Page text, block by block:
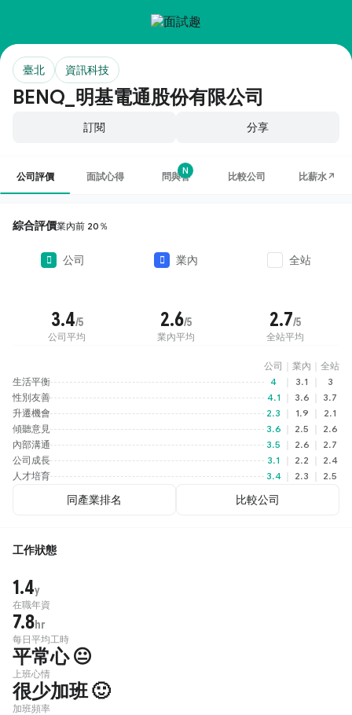
BENQ_明基電通股份有限公司
臺北 資訊科技
訂閱 分享
公司評價 面試心得
N
問與答 比較公司 比薪水↗
綜合評價業內前 20％
公司 業內 全站
3.4/5
公司平均
2.6/5
業內平均
2.7/5
全站平均
公司 業內
全站
生活平衡
4 3.1
3
性別友善
4.1 3.6
3.7
升遷機會
2.3 1.9
2.1
傾聽意見
3.6 2.5
2.6
內部溝通
3.5 2.6
2.7
公司成長
3.1 2.2
2.4
人才培育
3.4 2.3 2.5
同產業排名 比較公司
工作狀態
1.4y
在職年資
7.8hr
每日平均工時
平常心 😐
上班心情
很少加班 🙂
加班頻率